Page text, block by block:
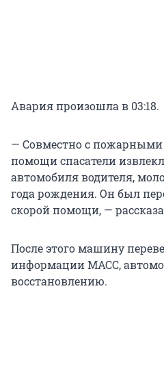
Авария произошла в 03:18.
— Совместно с
помощи спасатели
автомобиля водителя,
года рождения. Он был
скорой помощи, —
После этого машину
информации МАСС,
восстановлению.